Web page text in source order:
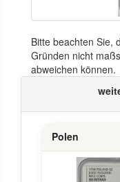
Bitte beachten Sie,
Gründen nicht
abweichen können.
Polen